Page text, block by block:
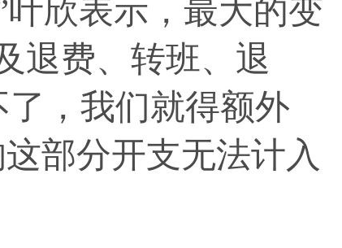
欣表示，最大的变
退费、转班、退
，我们就得额外
部分开支无法计入